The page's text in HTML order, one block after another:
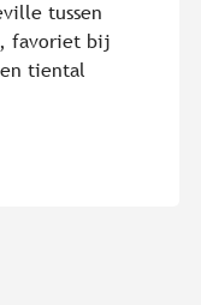
tussen
favoriet bij
tiental